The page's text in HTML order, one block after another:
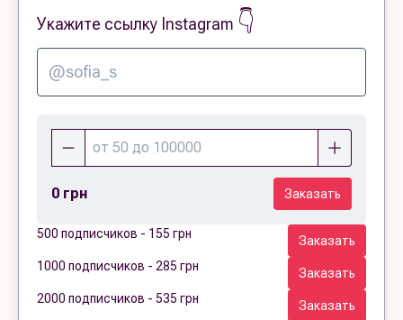
Укажите ссылку Instagram 👇
0 грн Заказать
500 подписчиков - 155 грн
Заказать
1000 подписчиков - 285 грн
Заказать
2000 подписчиков - 535 грн
Заказать